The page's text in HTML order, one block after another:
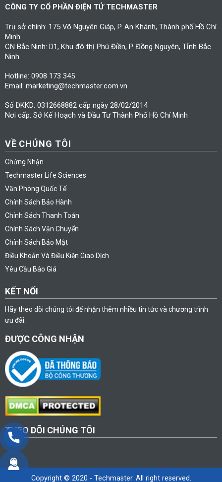
CÔNG TY CỔ PHẦN ĐIỆN TỬ TECHMASTER
Trụ sở chính: 175 Võ Nguyên Giáp, P. An Khánh, Thành phố Hồ Chí
Minh
CN Bắc Ninh: D1, Khu đô thị Phú Điền, P. Đồng Nguyên, Tỉnh Bắc
Ninh
Hotline: 0908 173 345
Email: marketing@techmaster.com.vn
Số ĐKKD: 0312668882 cấp ngày 28/02/2014
Nơi cấp: Sở Kế Hoạch và Đầu Tư Thành Phố Hồ Chí Minh
VỀ CHÚNG TÔI
Chứng Nhận
Techmaster Life Sciences
Văn Phòng Quốc Tế
Chính Sách Bảo Hành
Chính Sách Thanh Toán
Chính Sách Vận Chuyển
Chính Sách Bảo Mật
Điều Khoản Và Điều Kiện Giao Dịch
Yêu Cầu Báo Giá
KẾT NỐI
Hãy theo dõi chúng tôi để nhận thêm nhiều tin tức và chương trình
ưu đãi.
ĐƯỢC CÔNG NHẬN
THEO DÕI CHÚNG TÔI
Copyright © 2020 - Techmaster. All right reserved.